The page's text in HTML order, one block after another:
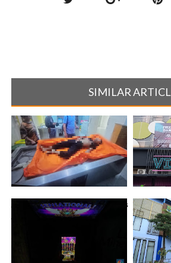
SIMILAR
Anggota TNI Ditemukan Tewas
Alami L[...]
Merasa di